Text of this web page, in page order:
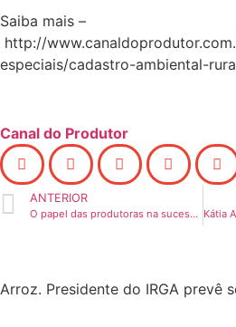
Saiba mais –
http://
especiais/cadastro-ambiental-
Canal do Produtor
ANTERIOR
O papel das produtoras na sucessão familiar
Arroz. Presidente do IRGA prevê